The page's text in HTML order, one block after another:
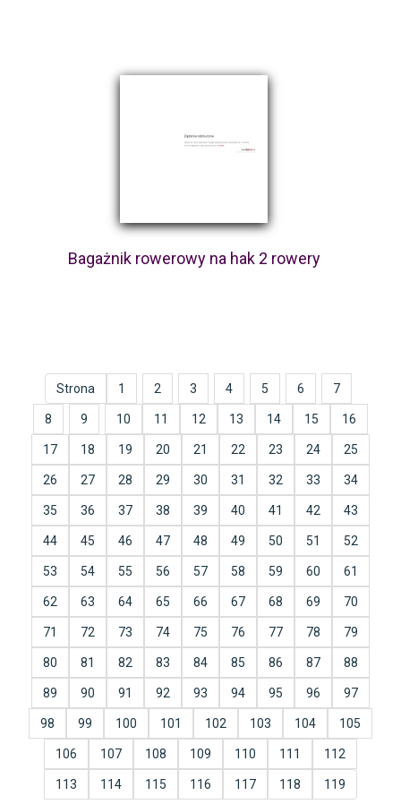
Bagażnik rowerowy na hak 2 rowery
Strona 1 2 3 4 5 6 7
8 9 10 11 12 13 14 15 16
17 18 19 20 21 22 23 24 25
26 27 28 29 30 31 32 33 34
35 36 37 38 39 40 41 42 43
44 45 46 47 48 49 50 51 52
53 54 55 56 57 58 59 60 61
62 63 64 65 66 67 68 69 70
71 72 73 74 75 76 77 78 79
80 81 82 83 84 85 86 87 88
89 90 91 92 93 94 95 96 97
98 99 100 101 102 103 104 105
106 107 108 109 110 111 112
113 114 115 116 117 118 119